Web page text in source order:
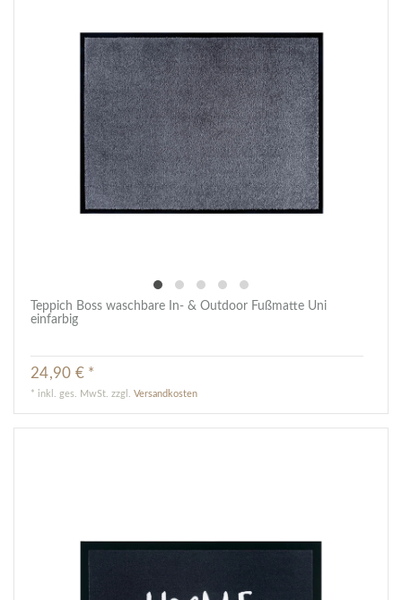
Teppich Boss waschbare In- & Outdoor Fußmatte Uni
einfarbig
24,90 € *
* inkl. ges. MwSt. zzgl.Versandkosten